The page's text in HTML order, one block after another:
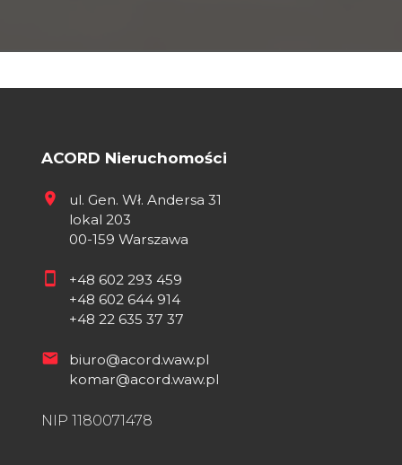
ACORD Nieruchomości
ul. Gen. Wł. Andersa 31
lokal 203
00-159 Warszawa
+48 602 293 459
+48 602 644 914
+48 22 635 37 37
biuro@acord.waw.pl
komar@acord.waw.pl
NIP 1180071478